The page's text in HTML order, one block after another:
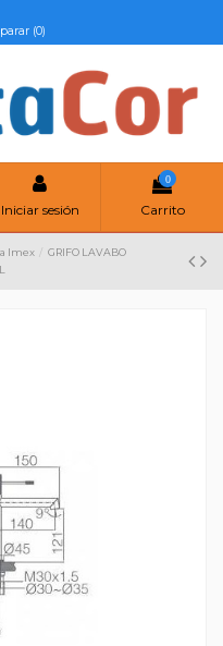
(0)
Iniciar sesión
0
Carrito
Imex
GRIFO LAVABO